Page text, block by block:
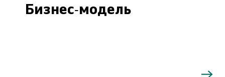
Бизнес-модель